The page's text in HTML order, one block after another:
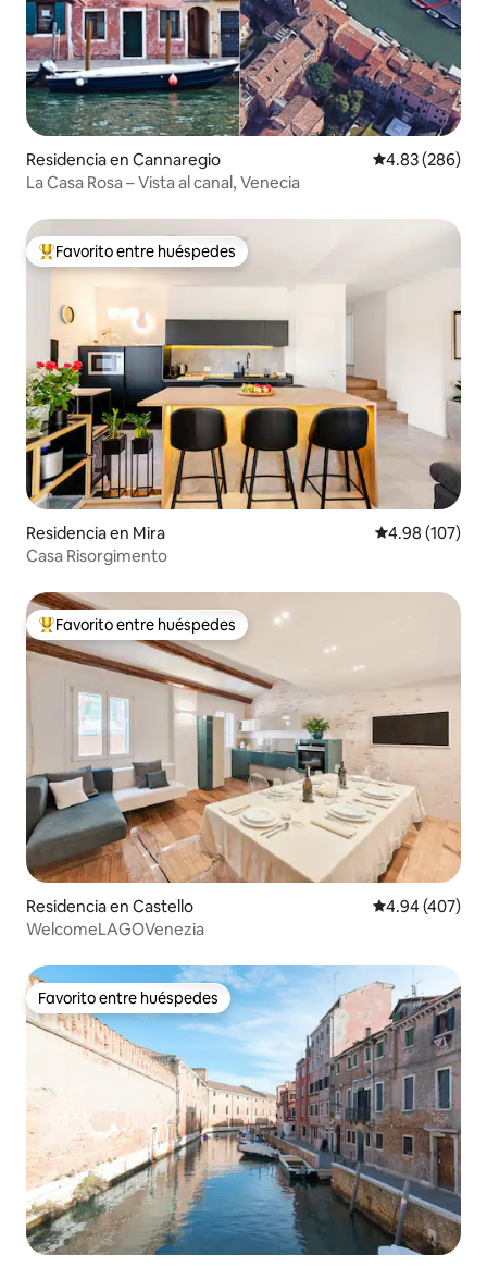
Residencia en Cannaregio Calificación
4.83 (286)
La Casa Rosa – Vista al canal, Venecia
De los mejores en Favorito entre huéspedes
Favorito entre huéspedes
Residencia en Mira Calificación
4.98 (107)
Casa Risorgimento
De los mejores en Favorito entre huéspedes
Favorito entre huéspedes
Residencia en Castello Calificación
4.94 (407)
WelcomeLAGOVenezia
Favorito entre huéspedes
Favorito entre huéspedes